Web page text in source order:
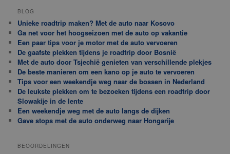
BLOG
Unieke roadtrip maken? Met de auto naar Kosovo
Ga net voor het hoogseizoen met de auto op vakantie
Een paar tips voor je motor met de auto vervoeren
De gaafste plekken tijdens je roadtrip door Bosnië
Met de auto door Tsjechië genieten van verschillende plekjes
De beste manieren om een kano op je auto te vervoeren
Tips voor een weekendje weg naar de bossen in Nederland
De leukste plekken om te bezoeken tijdens een roadtrip door
Slowakije in de lente
Een weekendje weg met de auto langs de dijken
Gave stops met de auto onderweg naar Hongarije
BEOORDELINGEN